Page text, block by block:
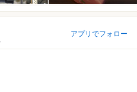
アプリでフォロー